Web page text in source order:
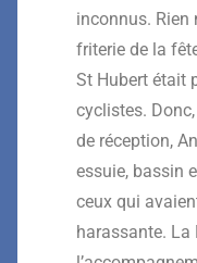
inconnus. Rien
friterie de la
St Hubert était
cyclistes.
de réception,
essuie, bassin
ceux qui
harassante.